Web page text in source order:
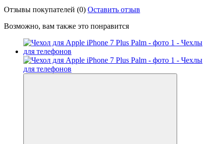
Отзывы покупателей (0) Оставить отзыв
Возможно, вам также это понравится